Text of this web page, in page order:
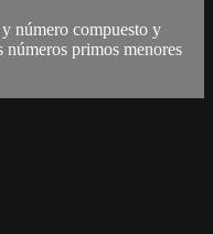
número compuesto y
números primos menores